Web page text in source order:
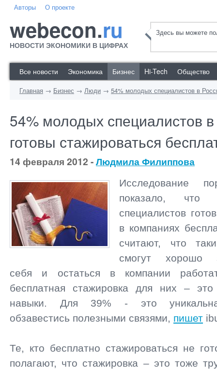
Авторы О проекте
webecon.ru
НОВОСТИ ЭКОНОМИКИ В ЦИФРАХ
Здесь вы можете
Все новости Экономика Бизнес Hi-Tech Общество
Главная → Бизнес → Люди → 54% молодых специалистов в
54% молодых специалистов
готовы стажироваться
14 февраля 2012 -Людмила Филиппова
Исследование
показало, что
специалистов
в компаниях
считают, что
смогут хорошо
себя и остаться в компании
бесплатная стажировка для них –
навыки. Для 39% - это
обзавестись полезными связями, пишет
Те, кто бесплатно стажироваться не
полагают, что стажировка – это тоже